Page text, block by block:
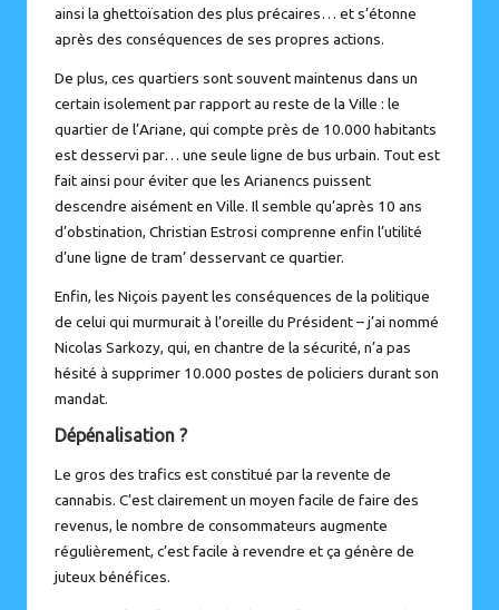
ainsi la ghettoïsation des plus précaires… et s’étonne
après des conséquences de ses propres actions.
De plus, ces quartiers sont souvent maintenus dans un
certain isolement par rapport au reste de la Ville : le
quartier de l’Ariane, qui compte près de 10.000 habitants
est desservi par… une seule ligne de bus urbain. Tout est
fait ainsi pour éviter que les Arianencs puissent
descendre aisément en Ville. Il semble qu’après 10 ans
d’obstination, Christian Estrosi comprenne enfin l’utilité
d’une ligne de tram’ desservant ce quartier.
Enfin, les Niçois payent les conséquences de la politique
de celui qui murmurait à l’oreille du Président – j’ai nommé
Nicolas Sarkozy, qui, en chantre de la sécurité, n’a pas
hésité à supprimer 10.000 postes de policiers durant son
mandat.
Dépénalisation ?
Le gros des trafics est constitué par la revente de
cannabis. C’est clairement un moyen facile de faire des
revenus, le nombre de consommateurs augmente
régulièrement, c’est facile à revendre et ça génère de
juteux bénéfices.